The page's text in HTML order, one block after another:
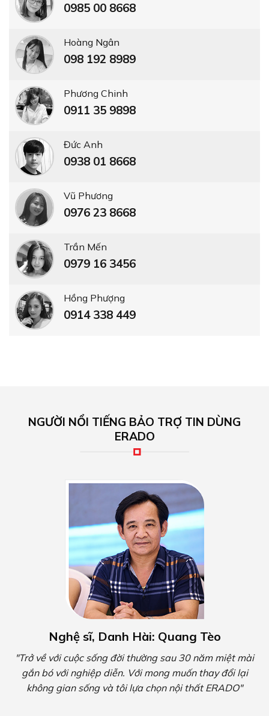
0985 00 8668
Hoàng Ngân
098 192 8989
Phương Chinh
0911 35 9898
Đức Anh
0938 01 8668
Vũ Phương
0976 23 8668
Trần Mến
0979 16 3456
Hồng Phượng
0914 338 449
NGƯỜI NỔI TIẾNG BẢO TRỢ TIN DÙNG
ERADO
Nghệ sĩ, Danh Hài: Quang Tèo
"Trở về với cuộc sống đời thường sau 30 năm miệt mài
gắn bó với nghiệp diễn. Với mong muốn thay đổi lại
không gian sống và tôi lựa chọn nội thất ERADO"